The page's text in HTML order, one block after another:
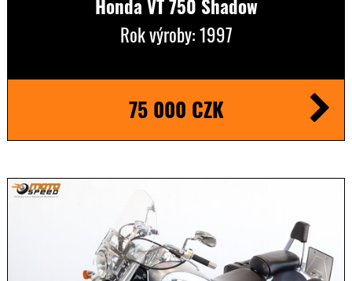
Honda VT 750 Shadow
Rok výroby: 1997
75 000 CZK